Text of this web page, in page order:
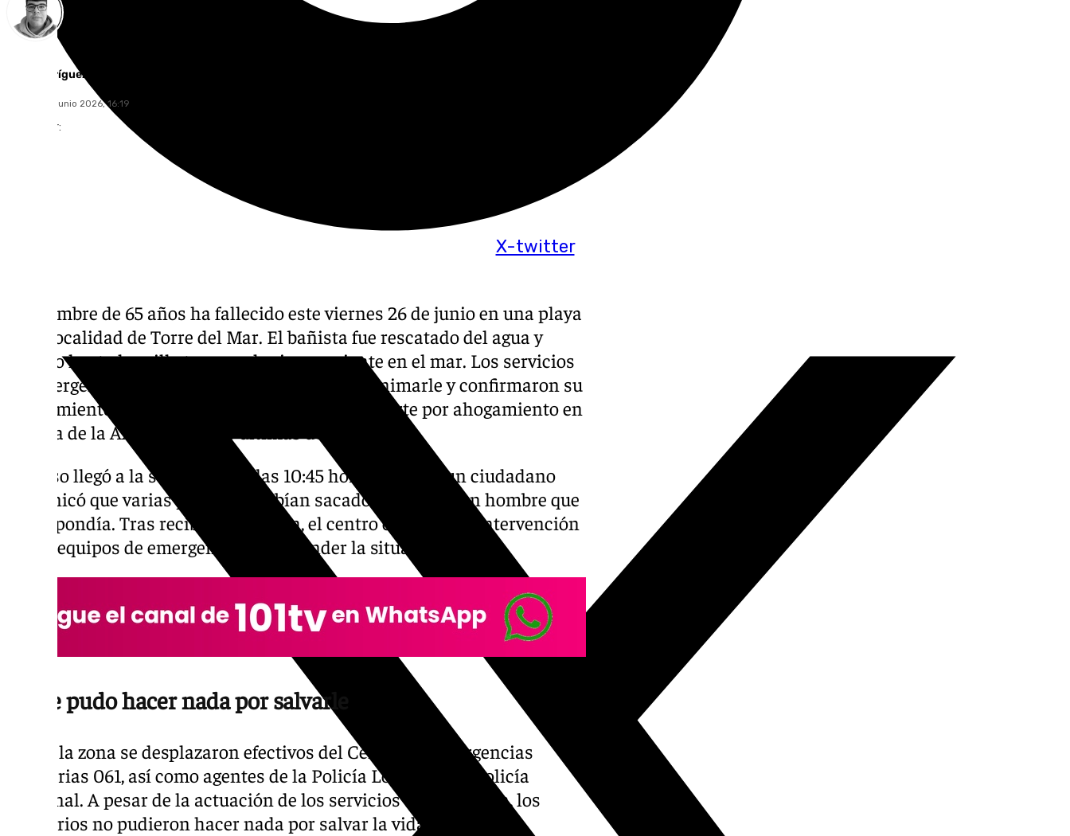
X-twitter
Eloy Rodríguez
viernes, 26 junio 2026, 16:19
Compartir:
Un hombre de 65 años ha fallecido este viernes 26 de junio en una playa
de la localidad de Torre del Mar. El bañista fue rescatado del agua y
llevado hasta la orilla tras quedar inconsciente en el mar. Los servicios
de emergencia no pudieron hacer nada por reanimarle y confirmaron su
fallecimiento. Esta se convierte en la quinta muerte por ahogamiento en
la zona de la Axarquía en las últimas dos semanas.
El aviso llegó a la sala del 112 a las 10:45 horas, cuando un ciudadano
comunicó que varias personas habían sacado del agua a un hombre que
no respondía. Tras recibir la llamada, el centro coordinó la intervención
de los equipos de emergencia para atender la situación.
No se pudo hacer nada por salvarle
Hasta la zona se desplazaron efectivos del Centro de Emergencias
Sanitarias 061, así como agentes de la Policía Local y de la Policía
Nacional. A pesar de la actuación de los servicios de asistencia, los
sanitarios no pudieron hacer nada por salvar la vida del bañista.